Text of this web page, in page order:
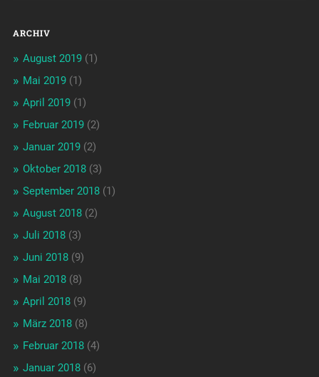
ARCHIV
August 2019(1)
Mai 2019(1)
April 2019(1)
Februar 2019(2)
Januar 2019(2)
Oktober 2018(3)
September 2018(1)
August 2018(2)
Juli 2018(3)
Juni 2018(9)
Mai 2018(8)
April 2018(9)
März 2018(8)
Februar 2018(4)
Januar 2018(6)